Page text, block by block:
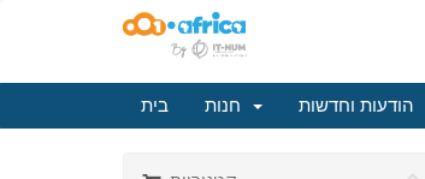
בית הודעות וחדשות